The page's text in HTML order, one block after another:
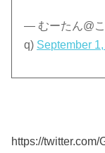
— むーたん@
q) September
https://